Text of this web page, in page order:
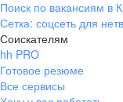
Поиск по вакансиям в
Сетка: соцсеть для
Соискателям
hh PRO
Готовое резюме
Все сервисы